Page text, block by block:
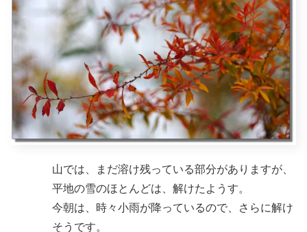
山では、まだ溶け残っている部分がありますが、
平地の雪のほとんどは、解けたようす。
今朝は、時々小雨が降っているので、さらに解け
そうです。